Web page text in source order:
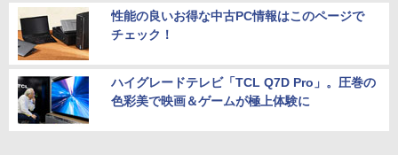
性能の良いお得な中古PC情報はこのページで
チェック！
ハイグレードテレビ「TCL Q7D Pro」。圧巻の
色彩美で映画＆ゲームが極上体験に